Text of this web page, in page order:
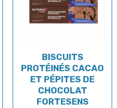
BISCUITS
PROTÉINÉS CACAO
ET PÉPITES DE
CHOCOLAT
FORTESENS